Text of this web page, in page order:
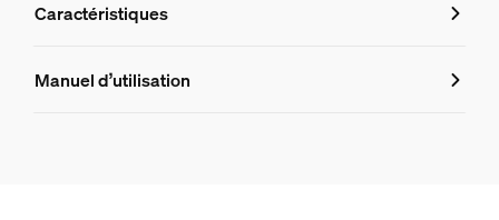
Caractéristiques
Caractéristiques
Manuel d’utilisation